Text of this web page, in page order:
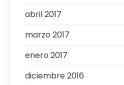
abril 2017
marzo 2017
enero 2017
diciembre 2016